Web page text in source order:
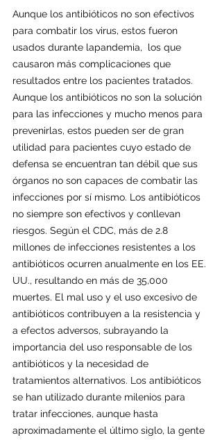
Aunque los antibióticos no son efectivos
para combatir los virus, estos fueron
usados durante lapandemia,  los que
causaron más complicaciones que
resultados entre los pacientes tratados.
Aunque los antibióticos no son la solución
para las infecciones y mucho menos para
prevenirlas, estos pueden ser de gran
utilidad para pacientes cuyo estado de
defensa se encuentran tan débil que sus
órganos no son capaces de combatir las
infecciones por sí mismo. Los antibióticos
no siempre son efectivos y conllevan
riesgos. Según el CDC, más de 2.8
millones de infecciones resistentes a los
antibióticos ocurren anualmente en los EE.
UU., resultando en más de 35,000
muertes. El mal uso y el uso excesivo de
antibióticos contribuyen a la resistencia y
a efectos adversos, subrayando la
importancia del uso responsable de los
antibióticos y la necesidad de
tratamientos alternativos. Los antibióticos
se han utilizado durante milenios para
tratar infecciones, aunque hasta
aproximadamente el último siglo, la gente